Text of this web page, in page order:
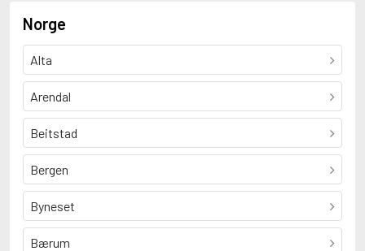
Norge
Alta
Arendal
Beitstad
Bergen
Byneset
Bærum